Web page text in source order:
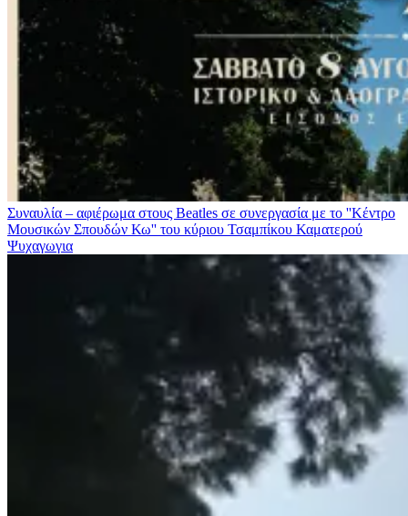
Συναυλία – αφιέρωμα στους Beatles σε συνεργασία με το ''Κέντρο
Μουσικών Σπουδών Κω'' του κύριου Τσαμπίκου Καματερού
Ψυχαγωγια